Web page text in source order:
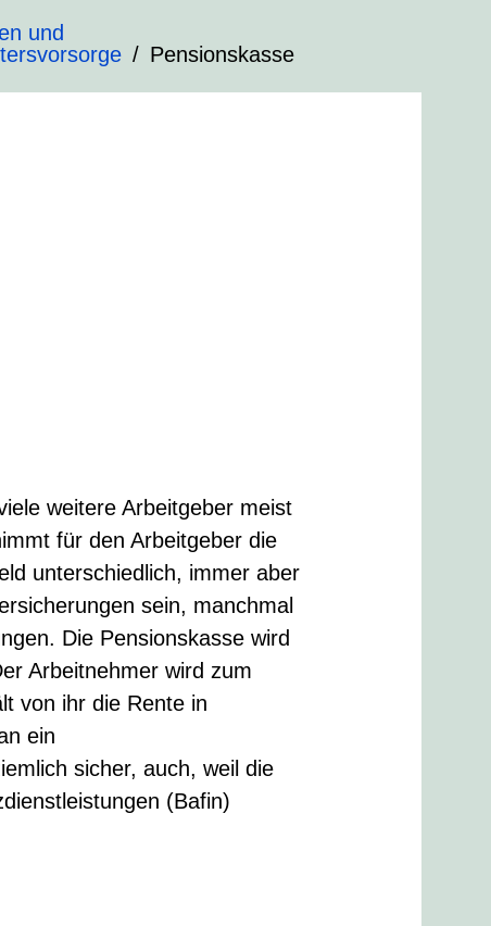
und
Pensionskasse
weitere Arbeitgeber meist
für den Arbeitgeber die
unterschiedlich, immer aber
sein, manchmal
Die Pensionskasse wird
Arbeitnehmer wird zum
von ihr die Rente in
ein
sicher, auch, weil die
(Bafin)